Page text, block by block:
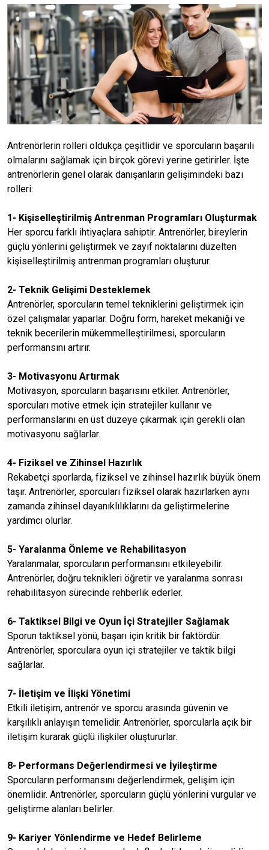
Antrenörlerin rolleri oldukça çeşitlidir ve sporcuların başarılı
olmalarını sağlamak için birçok görevi yerine getirirler. İşte
antrenörlerin genel olarak danışanların gelişimindeki bazı
rolleri:
1- Kişiselleştirilmiş Antrenman Programları Oluşturmak
Her sporcu farklı ihtiyaçlara sahiptir. Antrenörler, bireylerin
güçlü yönlerini geliştirmek ve zayıf noktalarını düzelten
kişiselleştirilmiş antrenman programları oluşturur.
2- Teknik Gelişimi Desteklemek
Antrenörler, sporcuların temel tekniklerini geliştirmek için
özel çalışmalar yaparlar. Doğru form, hareket mekaniği ve
teknik becerilerin mükemmelleştirilmesi, sporcuların
performansını artırır.
3- Motivasyonu Artırmak
Motivasyon, sporcuların başarısını etkiler. Antrenörler,
sporcuları motive etmek için stratejiler kullanır ve
performanslarını en üst düzeye çıkarmak için gerekli olan
motivasyonu sağlarlar.
4- Fiziksel ve Zihinsel Hazırlık
Rekabetçi sporlarda, fiziksel ve zihinsel hazırlık büyük önem
taşır. Antrenörler, sporcuları fiziksel olarak hazırlarken aynı
zamanda zihinsel dayanıklılıklarını da geliştirmelerine
yardımcı olurlar.
5- Yaralanma Önleme ve Rehabilitasyon
Yaralanmalar, sporcuların performansını etkileyebilir.
Antrenörler, doğru teknikleri öğretir ve yaralanma sonrası
rehabilitasyon sürecinde rehberlik ederler.
6- Taktiksel Bilgi ve Oyun İçi Stratejiler Sağlamak
Sporun taktiksel yönü, başarı için kritik bir faktördür.
Antrenörler, sporculara oyun içi stratejiler ve taktik bilgi
sağlarlar.
7- İletişim ve İlişki Yönetimi
Etkili iletişim, antrenör ve sporcu arasında güvenin ve
karşılıklı anlayışın temelidir. Antrenörler, sporcularla açık bir
iletişim kurarak güçlü ilişkiler oluştururlar.
8- Performans Değerlendirmesi ve İyileştirme
Sporcuların performansını değerlendirmek, gelişim için
önemlidir. Antrenörler, sporcuların güçlü yönlerini vurgular ve
geliştirme alanları belirler.
9- Kariyer Yönlendirme ve Hedef Belirleme